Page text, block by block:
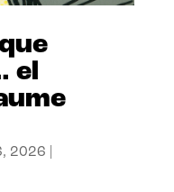
el
2026